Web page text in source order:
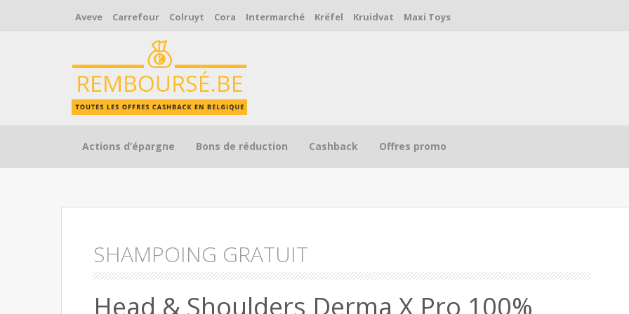
Aveve Carrefour Colruyt Cora Intermarché Krëfel Kruidvat Maxi Toys
Skip to content
Actions d’épargne Bons de réduction Cashback Offres promo
SHAMPOING GRATUIT
Head & Shoulders Derma X Pro 100%